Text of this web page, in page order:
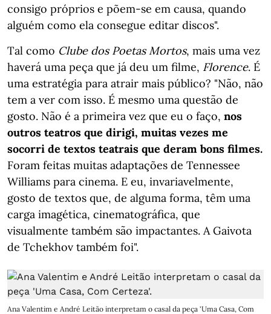
consigo próprios e põem-se em causa, quando
alguém como ela consegue editar discos".
Tal como Clube dos Poetas Mortos, mais uma vez
haverá uma peça que já deu um filme, Florence. É
uma estratégia para atrair mais público? "Não, não
tem a ver com isso. É mesmo uma questão de
gosto. Não é a primeira vez que eu o faço, nos
outros teatros que dirigi, muitas vezes me
socorri de textos teatrais que deram bons filmes.
Foram feitas muitas adaptações de Tennessee
Williams para cinema. E eu, invariavelmente,
gosto de textos que, de alguma forma, têm uma
carga imagética, cinematográfica, que
visualmente também são impactantes. A Gaivota
de Tchekhov também foi".
Ana Valentim e André Leitão interpretam o casal da peça 'Uma Casa, Com